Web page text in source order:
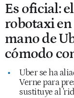
Es oficial:
robotaxi en
mano de
cómodo
Uber se ha
Verne para
sustituye al